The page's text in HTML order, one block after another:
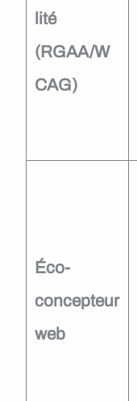
lité
(RGAA/W
CAG)
Éco-
concepteur
web